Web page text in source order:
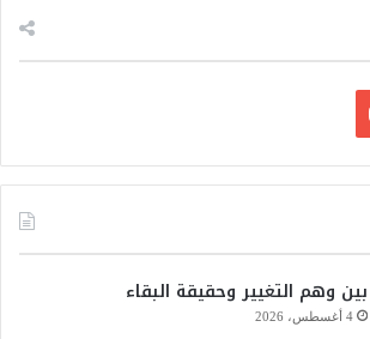
Y
u
T
بين وهم التغيير وحقيقة البقاء
4 أغسطس، 2026